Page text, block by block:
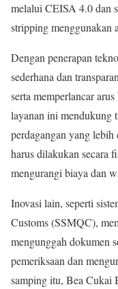
melalui CEISA 4.0 dan
stripping menggunakan
Dengan penerapan
sederhana dan
serta memperlancar
layanan ini mendukung
perdagangan yang
harus dilakukan secara
mengurangi biaya dan
Inovasi lain, seperti
Customs (SSMQC),
mengunggah dokumen
pemeriksaan dan
samping itu, Bea Cukai